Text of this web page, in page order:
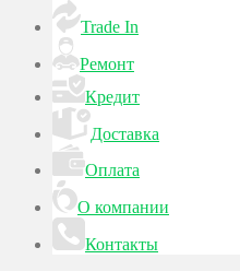
Trade In
Ремонт
Кредит
Доставка
Оплата
О компании
Контакты